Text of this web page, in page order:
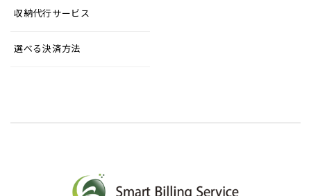
収納代行サービス
選べる決済方法